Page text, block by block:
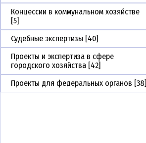
Концессии в коммунальном хозяйстве
[5]
Судебные экспертизы [40]
Проекты и экспертиза в сфере
городского хозяйства [42]
Проекты для федеральных органов [38]